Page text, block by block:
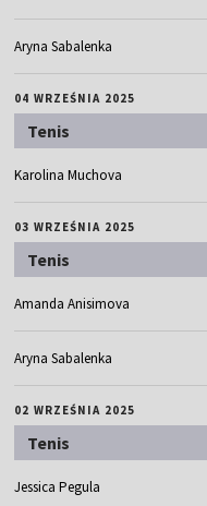
Aryna Sabalenka
04 WRZEŚNIA 2025
Tenis
Karolina Muchova
03 WRZEŚNIA 2025
Tenis
Amanda Anisimova
Aryna Sabalenka
02 WRZEŚNIA 2025
Tenis
Jessica Pegula